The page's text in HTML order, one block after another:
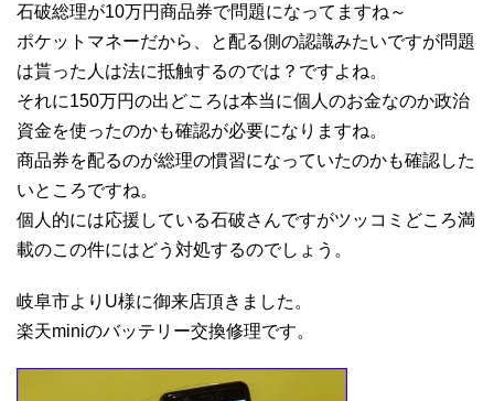
石破総理が10万円商品券で問題になってますね～
ポケットマネーだから、と配る側の認識みたいですが問題
は貰った人は法に抵触するのでは？ですよね。
それに150万円の出どころは本当に個人のお金なのか政治
資金を使ったのかも確認が必要になりますね。
商品券を配るのが総理の慣習になっていたのかも確認した
いところですね。
個人的には応援している石破さんですがツッコミどころ満
載のこの件にはどう対処するのでしょう。
岐阜市よりU様に御来店頂きました。
楽天miniのバッテリー交換修理です。